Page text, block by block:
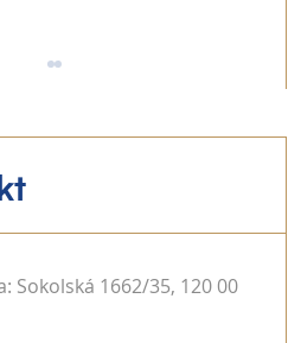
Sokolská 1662/35, 120 00